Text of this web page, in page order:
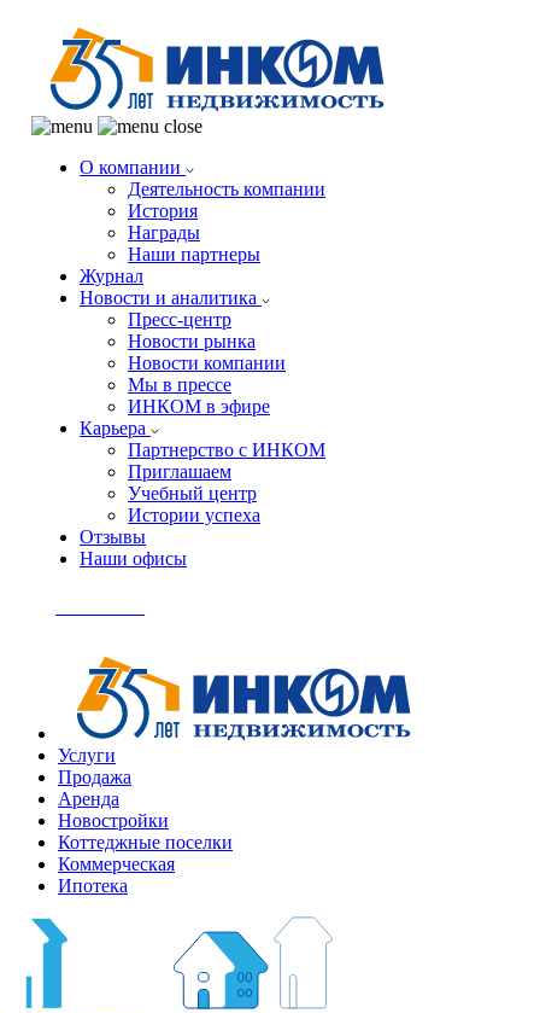
О компании
Деятельность компании
История
Награды
Наши партнеры
Журнал
Новости и аналитика
Пресс-центр
Новости рынка
Новости компании
Мы в прессе
ИНКОМ в эфире
Карьера
Партнерство с ИНКОМ
Приглашаем
Учебный центр
Истории успеха
Отзывы
Наши офисы
Услуги
Продажа
Аренда
Новостройки
Коттеджные поселки
Коммерческая
Ипотека